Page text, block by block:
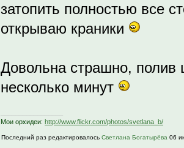
затопить полностью все
открываю краники
Довольна страшно, полив
несколько минут
Мои орхидеи: http://www.flickr.com/photos/svetlana_b/
Последний раз редактировалось Светлана Богатырёва 06